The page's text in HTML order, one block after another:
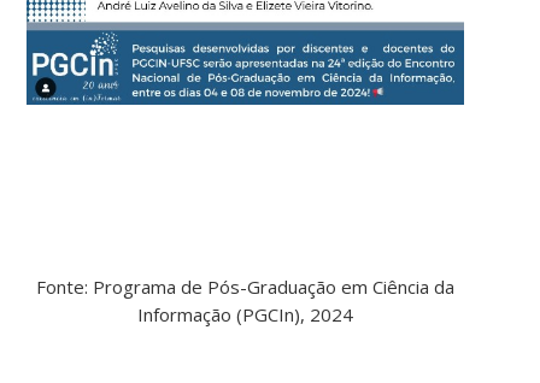
Fonte: Programa de Pós-Graduação em Ciência da
Informação (PGCIn), 2024